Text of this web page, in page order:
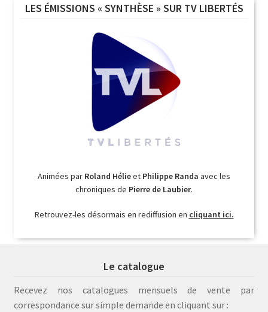
LES ÉMISSIONS « SYNTHÈSE » SUR TV LIBERTÉS
Animées par Roland Hélieet Philippe Randa avec les
chroniques de Pierre de Laubier.
Retrouvez-les désormais en rediffusion en cliquant ici.
Le catalogue
Recevez nos catalogues mensuels de vente par
correspondance sur simple demande en cliquant sur :